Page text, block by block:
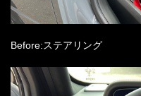
Before:ステアリング